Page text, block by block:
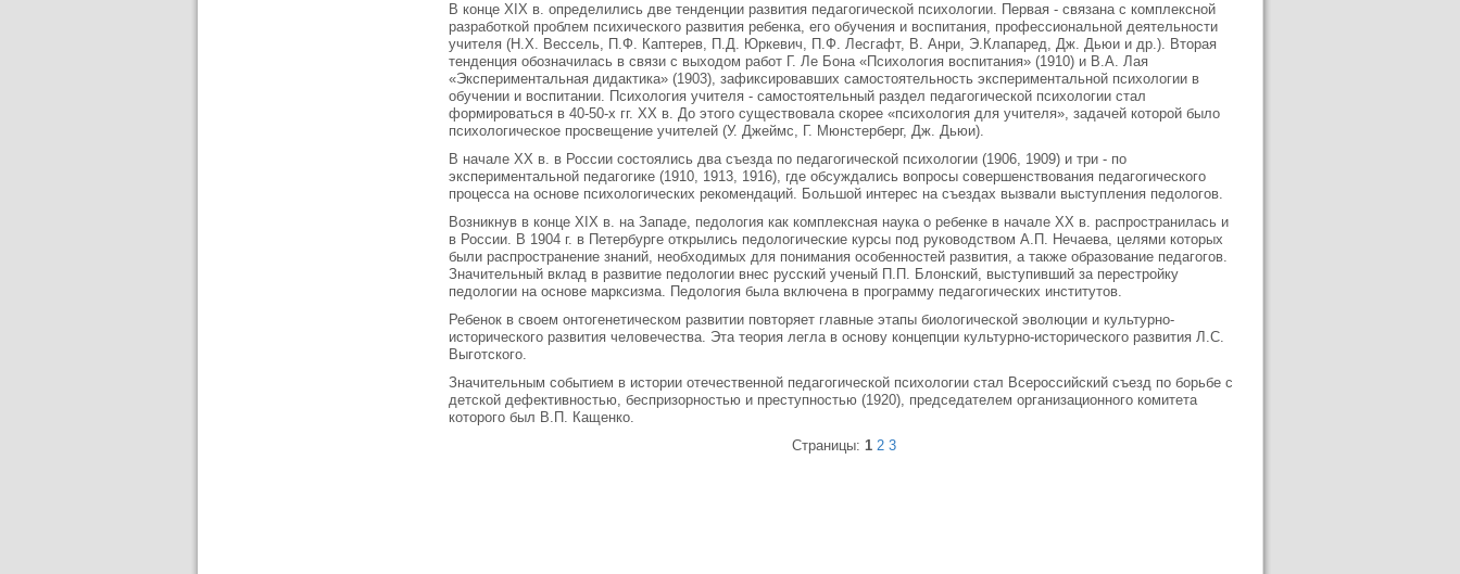
В конце XIX в. определились две тенденции развития педагогической психологии. Первая - связана с комплексной
разработкой проблем психического развития ребенка, его обучения и воспитания, профессиональной деятельности
учителя (Н.Х. Вессель, П.Ф. Каптерев, П.Д. Юркевич, П.Ф. Лесгафт, В. Анри, Э.Клапаред, Дж. Дьюи и др.). Вторая
тенденция обозначилась в связи с выходом работ Г. Ле Бона «Психология воспитания» (1910) и В.А. Лая
«Экспериментальная дидактика» (1903), зафиксировавших самостоятельность экспериментальной психологии в
обучении и воспитании. Психология учителя - самостоятельный раздел педагогической психологии стал
формироваться в 40-50-х гг. XX в. До этого существовала скорее «психология для учителя», задачей которой было
психологическое просвещение учителей (У. Джеймс, Г. Мюнстерберг, Дж. Дьюи).
В начале XX в. в России состоялись два съезда по педагогической психологии (1906, 1909) и три - по
экспериментальной педагогике (1910, 1913, 1916), где обсуждались вопросы совершенствования педагогического
процесса на основе психологических рекомендаций. Большой интерес на съездах вызвали выступления педологов.
Возникнув в конце XIX в. на Западе, педология как комплексная наука о ребенке в начале XX в. распространилась и
в России. В 1904 г. в Петербурге открылись педологические курсы под руководством А.П. Нечаева, целями которых
были распространение знаний, необходимых для понимания особенностей развития, а также образование педагогов.
Значительный вклад в развитие педологии внес русский ученый П.П. Блонский, выступивший за перестройку
педологии на основе марксизма. Педология была включена в программу педагогических институтов.
Ребенок в своем онтогенетическом развитии повторяет главные этапы биологической эволюции и культурно-
исторического развития человечества. Эта теория легла в основу концепции культурно-исторического развития Л.С.
Выготского.
Значительным событием в истории отечественной педагогической психологии стал Всероссийский съезд по борьбе с
детской дефективностью, беспризорностью и преступностью (1920), председателем организационного комитета
которого был В.П. Кащенко.
Страницы: 1 2 3